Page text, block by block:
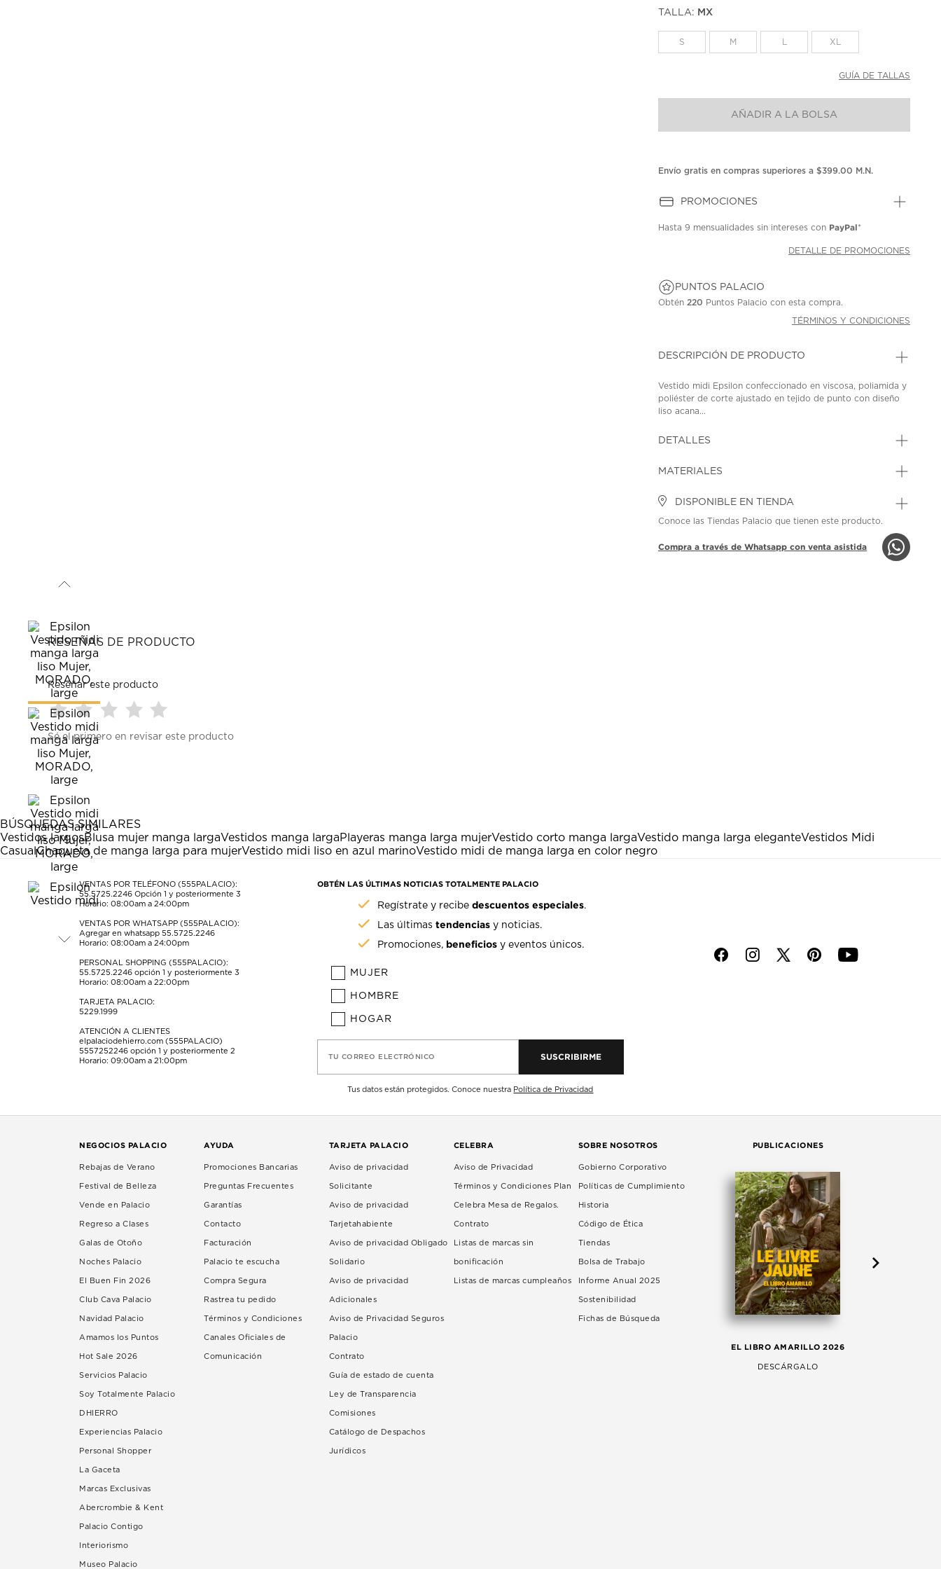
misma
TALLA: MX
S M XL
GUÍA DE TALLAS
AÑADIR A LA BOLSA
Envío gratis en compras superiores a $399.00 M.N.
PROMOCIONES
Hasta9 mensualidades sin intereses con PayPal*
DETALLE DE PROMOCIONES
PUNTOS PALACIO
Obtén 220 Puntos Palacio con esta compra.
TÉRMINOS Y CONDICIONES
DESCRIPCIÓN DE PRODUCTO
Vestido midi Epsilon confeccionado en viscosa, poliamida y
poliéster de corte ajustado en tejido de punto con diseño
liso acana...
DETALLES
MATERIALES
DISPONIBLE EN TIENDA
Conoce las Tiendas Palacio que tienen este producto.
Compra a través de Whatsapp con venta asistida
RESEÑAS DE PRODUCTO
Reseñar este producto
Seleccionar
para
calificar
el
artículo
1
estrella
Esta
acción
abrirá
el
formulario
de
Seleccionar
para
calificar
el
artículo
2
estrellas.
Esta
acción
abrirá
el
formulario
de
Seleccionar
para
estrellas.
Esta
acción
abrirá
formulario
de
para
estrellas.
Esta
acción
abrirá
formulario
de
para
acción
abrirá
formulario
de
envío.
Sé el primero en revisar este producto
BÚSQUEDAS SIMILARES
Vestidos largosBlusa mujer manga largaVestidos manga largaPlayeras manga larga mujerVestido corto manga largaVestido manga larga eleganteVestidos Midi
CasualChaqueta de manga larga para mujerVestido midi liso en azul marinoVestido midi de manga larga en color negro
VENTAS POR TELÉFONO (555PALACIO):
55.5725.2246 Opción 1 y posteriormente 3
Horario: 08:00am a 24:00pm
VENTAS POR WHATSAPP (555PALACIO):
Agregar en whatsapp 55.5725.2246
Horario: 08:00am a 24:00pm
PERSONAL SHOPPING (555PALACIO):
55.5725.2246 opción 1 y posteriormente 3
Horario: 08:00am a 22:00pm
TARJETA PALACIO:
5229.1999
ATENCIÓN A CLIENTES
elpalaciodehierro.com (555PALACIO)
5557252246 opción 1 y posteriormente 2
Horario: 09:00am a 21:00pm
OBTÉN LAS ÚLTIMAS NOTICIAS TOTALMENTE PALACIO
Regístrate y recibedescuentos especiales.
Las últimastendencias y noticias.
Promociones, beneficios y eventos únicos.
MUJER
HOMBRE
HOGAR
TU CORREO ELECTRÓNICO SUSCRIBIRME
Tus datos están protegidos. Conoce nuestra Política de Privacidad
f i p y
NEGOCIOS PALACIO
Rebajas de Verano
Festival de Belleza
Vende en Palacio
Regreso a Clases
Galas de Otoño
Noches Palacio
El Buen Fin 2026
Club Cava Palacio
Navidad Palacio
Amamos los Puntos
Hot Sale 2026
Servicios Palacio
Soy Totalmente Palacio
DHIERRO
Experiencias Palacio
Personal Shopper
La Gaceta
Marcas Exclusivas
Abercrombie & Kent
Palacio Contigo
Interiorismo
Museo Palacio
AYUDA
Promociones Bancarias
Preguntas Frecuentes
Garantías
Contacto
Facturación
Palacio te escucha
Compra Segura
Rastrea tu pedido
Términos y Condiciones
Canales Oficiales de
Comunicación
TARJETA PALACIO
Aviso de privacidad
Solicitante
Aviso de privacidad
Tarjetahabiente
Aviso de privacidad Obligado
Solidario
Aviso de privacidad
Adicionales
Aviso de Privacidad Seguros
Palacio
Contrato
Guía de estado de cuenta
Ley de Transparencia
Comisiones
Catálogo de Despachos
Jurídicos
CELEBRA
Aviso de Privacidad
Términos y Condiciones Plan
Celebra Mesa de Regalos.
Contrato
Listas de marcas sin
bonificación
Listas de marcas cumpleaños
SOBRE NOSOTROS
Gobierno Corporativo
Políticas de Cumplimiento
Historia
Código de Ética
Tiendas
Bolsa de Trabajo
Informe Anual 2025
Sostenibilidad
Fichas de Búsqueda
PUBLICACIONES
EL LIBRO AMARILLO 2026
DESCÁRGALO